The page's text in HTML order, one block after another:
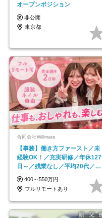
オープンポジション
非公開
東京都
合同会社Willmate
【事務】働き方ファースト／未
経験OK！／充実研修／年休127
日～／残業なし／平均20代／リ
モートOK
400～550万円
フルリモートあり